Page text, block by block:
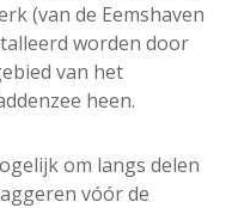
(van de Eemshaven
worden door
van het
heen.
om langs delen
vóór de